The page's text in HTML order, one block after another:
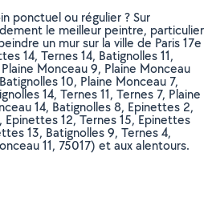
ponctuel ou régulier ? Sur
le meilleur peintre, particulier
un mur sur la ville de Paris 17e
14, Ternes 14, Batignolles 11,
Monceau 9, Plaine Monceau
10, Plaine Monceau 7,
14, Ternes 11, Ternes 7, Plaine
14, Batignolles 8, Epinettes 2,
Epinettes 12, Ternes 15, Epinettes
13, Batignolles 9, Ternes 4,
11, 75017) et aux alentours.